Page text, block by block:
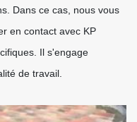
Dans ce cas, nous vous
en contact avec KP
Il s'engage
de travail.